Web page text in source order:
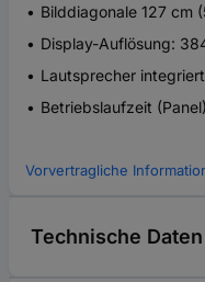
Bilddiagonale 127 cm
Display-Auflösung:
Lautsprecher integriert
Betriebslaufzeit
Vorvertragliche
Technische Daten